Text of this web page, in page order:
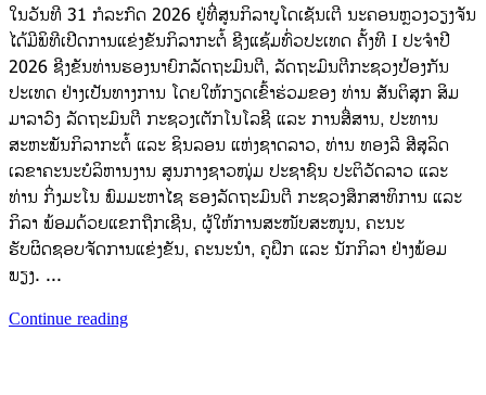
ໃນວັນທີ 31 ກໍລະກົດ 2026 ຢູ່ທີ່ສູນກິລາບູໂດເຊັນເຕີ ນະຄອນຫຼວງວຽງຈັນ
ໄດ້ມີພິທີເປີດການແຂ່ງຂັນກິລາກະຕໍ້ ຊີງແຊ້ມທົ່ວປະເທດ ຄັ້ງທີ I ປະຈຳປີ
2026 ຊີງຂັນທ່ານຮອງນາຍົກລັດຖະມົນຕີ, ລັດຖະມົນຕີກະຊວງປ້ອງກັນ
ປະເທດ ຢ່າງເປັນທາງການ ໂດຍໃຫ້ກຽດເຂົ້າຮ່ວມຂອງ ທ່ານ ສັນຕິສຸກ ສິມ
ມາລາວົງ ລັດຖະມົນຕີ ກະຊວງເຕັກໂນໂລຊີ ແລະ ການສື່ສານ, ປະທານ
ສະຫະພັນກິລາກະຕໍ້ ແລະ ຊິນລອນ ແຫ່ງຊາດລາວ, ທ່ານ ທອງລີ ສີສຸລິດ
ເລຂາຄະນະບໍລິຫານງານ ສູນກາງຊາວໜຸ່ມ ປະຊາຊົນ ປະຕິວັດລາວ ແລະ
ທ່ານ ກິ່ງມະໂນ ພົມມະຫາໄຊ ຮອງລັດຖະມົນຕີ ກະຊວງສຶກສາທິການ ແລະ
ກິລາ ພ້ອມດ້ວຍແຂກຖືກເຊີນ, ຜູ້ໃຫ້ການສະໜັບສະໜູນ, ຄະນະ
ຮັບຜິດຊອບຈັດການແຂ່ງຂັນ, ຄະນະນຳ, ຄູຝຶກ ແລະ ນັກກິລາ ຢ່າງພ້ອມ
ພຽງ. ...
Continue reading